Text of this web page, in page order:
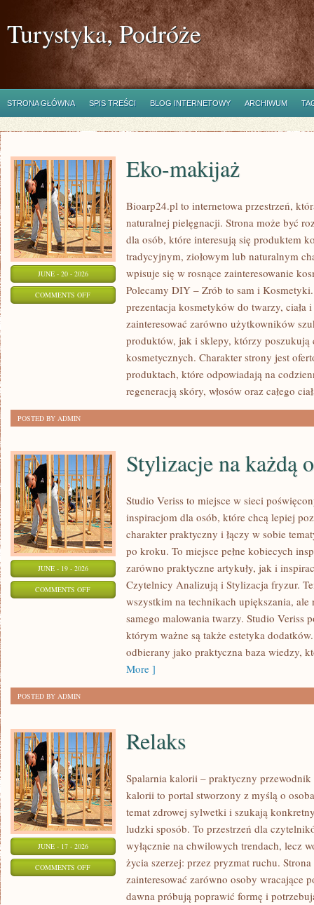
Turystyka, Podróże
STRONA GŁÓWNA SPIS TREŚCI BLOG INTERNETOWY ARCHIWUM
JUNE - 20 - 2026
COMMENTS OFFON
Eko-makijaż
Bioarp24.pl to internetowa przestrzeń,
naturalnej pielęgnacji. Strona może być
dla osób, które interesują się produktem
tradycyjnym, ziołowym lub naturalnym
wpisuje się w rosnące zainteresowanie
Polecamy DIY – Zrób to sam i
prezentacja kosmetyków do twarzy, ciała
zainteresować zarówno użytkowników
produktów, jak i sklepy, którzy poszukują
kosmetycznych. Charakter strony jest
produktach, które odpowiadają na
regeneracją skóry, włosów oraz całego
POSTED BY ADMIN
JUNE - 19 - 2026
COMMENTS OFFON
STYLIZACJE
Stylizacje na każdą
Studio Veriss to miejsce w sieci
inspiracjom dla osób, które chcą lepiej
charakter praktyczny i łączy w sobie
po kroku. To miejsce pełne kobiecych
zarówno praktyczne artykuły, jak i
Czytelnicy Analizują i Stylizacja fryzur.
wszystkim na technikach upiększania, ale
samego malowania twarzy. Studio Veriss
którym ważne są także estetyka
odbierany jako praktyczna baza wiedzy,
More ]
POSTED BY ADMIN
JUNE - 17 - 2026
COMMENTS OFFON
Relaks
Spalarnia kalorii – praktyczny
kalorii to portal stworzony z myślą o
temat zdrowej sylwetki i szukają
ludzki sposób. To przestrzeń dla
wyłącznie na chwilowych trendach, lecz
życia szerzej: przez pryzmat ruchu.
zainteresować zarówno osoby wracające
dawna próbują poprawić formę i